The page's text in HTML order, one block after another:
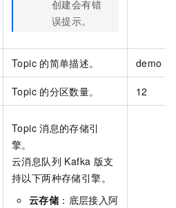
创建会有错
误提示。
Topic 的简单描述。 demo
Topic 的分区数量。 12
Topic 消息的存储引
擎。
云消息队列 Kafka 版支
持以下两种存储引擎。
云存储 ：底层接入阿